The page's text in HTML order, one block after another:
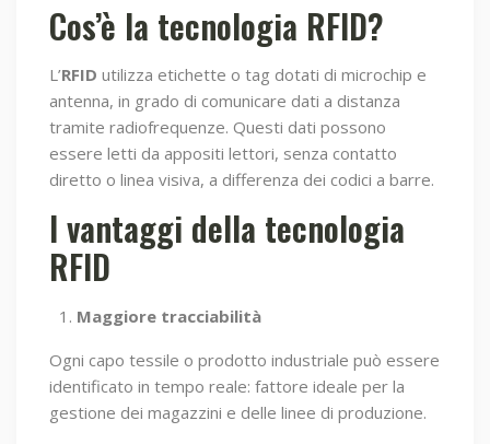
Cos’è la tecnologia RFID?
L’RFID utilizza etichette o tag dotati di microchip e
antenna, in grado di comunicare dati a distanza
tramite radiofrequenze. Questi dati possono
essere letti da appositi lettori, senza contatto
diretto o linea visiva, a differenza dei codici a barre.
I vantaggi della tecnologia
RFID
Maggiore tracciabilità
Ogni capo tessile o prodotto industriale può essere
identificato in tempo reale: fattore ideale per la
gestione dei magazzini e delle linee di produzione.